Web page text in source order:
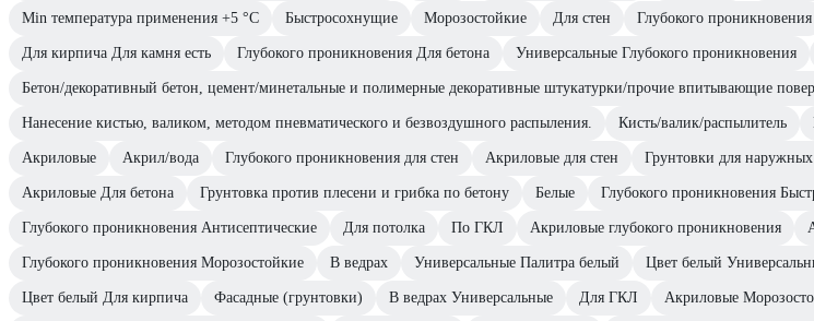
Min температура применения +5 °С Быстросохнущие Морозостойкие Для стен Глубокого проникновения
Для кирпича Для камня есть Глубокого проникновения Для бетона Универсальные Глубокого проникновения
Бетон/декоративный бетон, цемент/минетальные и полимерные декоративные штукатурки/прочие впитывающие
Нанесение кистью, валиком, методом пневматического и безвоздушного распыления. Кисть/валик/распылитель
Акриловые Акрил/вода Глубокого проникновения для стен Акриловые для стен Грунтовки для
Акриловые Для бетона Грунтовка против плесени и грибка по бетону Белые Глубокого проникновения
Глубокого проникновения Антисептические Для потолка По ГКЛ Акриловые глубокого проникновения
Глубокого проникновения Морозостойкие В ведрах Универсальные Палитра белый Цвет белый
Цвет белый Для кирпича Фасадные (грунтовки) В ведрах Универсальные Для ГКЛ Акриловые